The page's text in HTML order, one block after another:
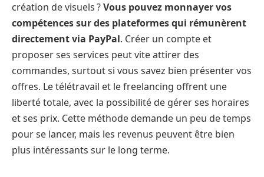
création de visuels ?Vous pouvez monnayer vos
compétences sur des plateformes qui rémunèrent
directement via PayPal. Créer un compte et
proposer ses services peut vite attirer des
commandes, surtout si vous savez bien présenter vos
offres. Le télétravail et le freelancing offrent une
liberté totale, avec la possibilité de gérer ses horaires
et ses prix. Cette méthode demande un peu de temps
pour se lancer, mais les revenus peuvent être bien
plus intéressants sur le long terme.